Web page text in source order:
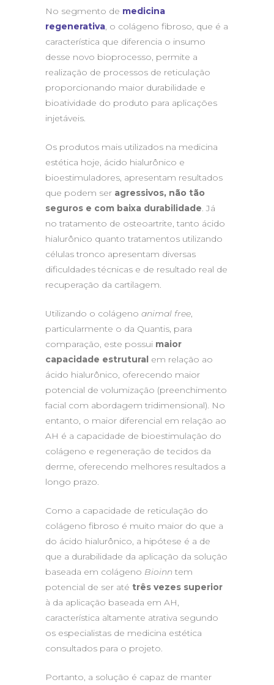
No segmento de medicina
regenerativa, o colágeno fibroso, que é a
característica que diferencia o insumo
desse novo bioprocesso, permite a
realização de processos de reticulação
proporcionando maior durabilidade e
bioatividade do produto para aplicações
injetáveis.
Os produtos mais utilizados na medicina
estética hoje, ácido hialurônico e
bioestimuladores, apresentam resultados
que podem ser agressivos, não tão
seguros e com baixa durabilidade. Já
no tratamento de osteoartrite, tanto ácido
hialurônico quanto tratamentos utilizando
células tronco apresentam diversas
dificuldades técnicas e de resultado real de
recuperação da cartilagem.
Utilizando o colágeno animal free,
particularmente o da Quantis, para
comparação, este possui maior
capacidade estrutural em relação ao
ácido hialurônico, oferecendo maior
potencial de volumização (preenchimento
facial com abordagem tridimensional). No
entanto, o maior diferencial em relação ao
AH é a capacidade de bioestimulação do
colágeno e regeneração de tecidos da
derme, oferecendo melhores resultados a
longo prazo.
Como a capacidade de reticulação do
colágeno fibroso é muito maior do que a
do ácido hialurônico, a hipótese é a de
que a durabilidade da aplicação da solução
baseada em colágeno Bioinn tem
potencial de ser até três vezes superior
à da aplicação baseada em AH,
característica altamente atrativa segundo
os especialistas de medicina estética
consultados para o projeto.
Portanto, a solução é capaz de manter